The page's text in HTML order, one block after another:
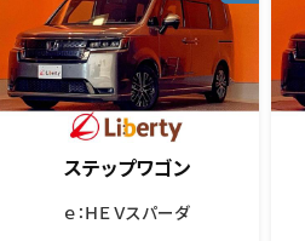
ステップワゴン
ｅ：ＨＥＶスパーダ